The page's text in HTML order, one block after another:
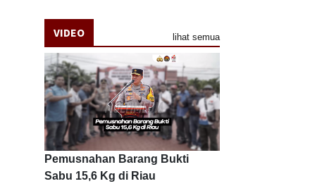
VIDEO lihat semua
Pemusnahan Barang Bukti
Sabu 15,6 Kg di Riau